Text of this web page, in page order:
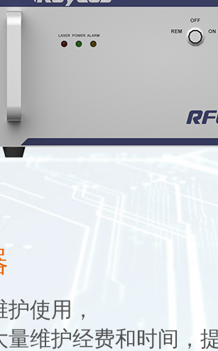
使用，
量维护经费和时间，